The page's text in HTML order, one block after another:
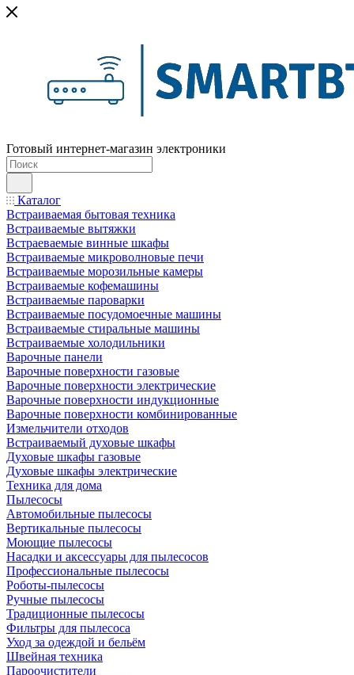
Готовый интернет-магазин электроники
Каталог
Встраиваемая бытовая техника
Встраиваемые вытяжки
Встраеваемые винные шкафы
Встраиваемые микроволновые печи
Встраиваемые морозильные камеры
Встраиваемые кофемашины
Встраиваемые пароварки
Встраиваемые посудомоечные машины
Встраиваемые стиральные машины
Встраиваемые холодильники
Варочные панели
Варочные поверхности газовые
Варочные поверхности электрические
Варочные поверхности индукционные
Варочные поверхности комбинированные
Измельчители отходов
Встраиваемый духовые шкафы
Духовые шкафы газовые
Духовые шкафы электрические
Техника для дома
Пылесосы
Автомобильные пылесосы
Вертикальные пылесосы
Моющие пылесосы
Насадки и аксессуары для пылесосов
Профессиональные пылесосы
Роботы-пылесосы
Ручные пылесосы
Традиционные пылесосы
Фильтры для пылесоса
Уход за одеждой и бельём
Швейная техника
Пароочистители